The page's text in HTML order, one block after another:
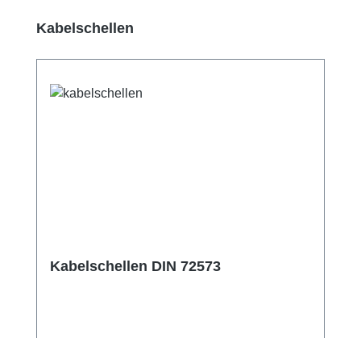
Produktgalerie überspringen
Kabelschellen
Kabelschellen DIN 72573